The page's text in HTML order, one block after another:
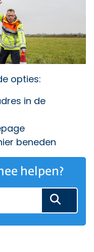
opties:
in de
beneden
helpen?